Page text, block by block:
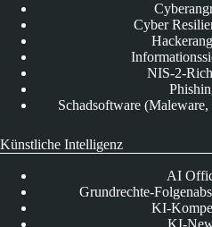
Cyber
NIS-2-
Schadsoftware
Künstliche Intelligenz
AI
Grundrechte-
KI-